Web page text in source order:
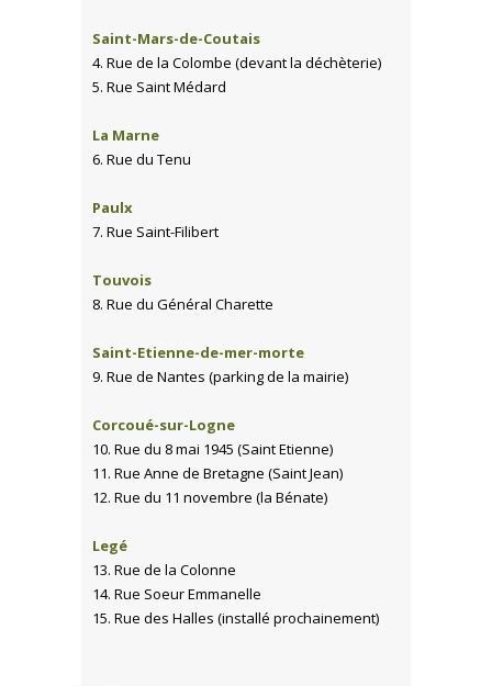
Saint-Mars-de-Coutais
4. Rue de la Colombe (devant la déchèterie)
5. Rue Saint Médard
La Marne
6. Rue du Tenu
Paulx
7. Rue Saint-Filibert
Touvois
8. Rue du Général Charette
Saint-Etienne-de-mer-morte
9. Rue de Nantes (parking de la mairie)
Corcoué-sur-Logne
10. Rue du 8 mai 1945 (Saint Etienne)
11. Rue Anne de Bretagne (Saint Jean)
12. Rue du 11 novembre (la Bénate)
Legé
13. Rue de la Colonne
14. Rue Soeur Emmanelle
15. Rue des Halles (installé prochainement)